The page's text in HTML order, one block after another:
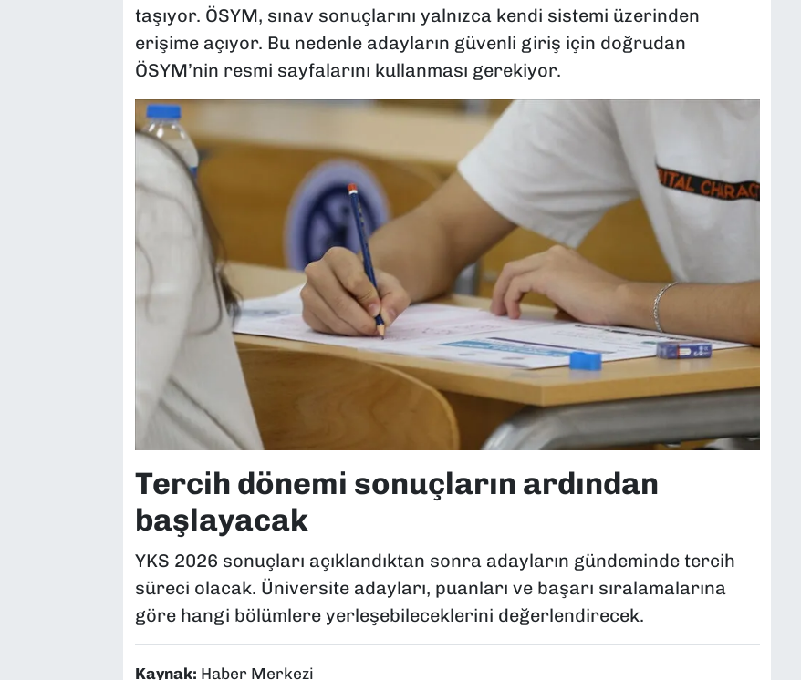
taşıyor. ÖSYM, sınav sonuçlarını yalnızca kendi sistemi üzerinden
erişime açıyor. Bu nedenle adayların güvenli giriş için doğrudan
ÖSYM’nin resmi sayfalarını kullanması gerekiyor.
Tercih dönemi sonuçların ardından
başlayacak
YKS 2026 sonuçları açıklandıktan sonra adayların gündeminde tercih
süreci olacak. Üniversite adayları, puanları ve başarı sıralamalarına
göre hangi bölümlere yerleşebileceklerini değerlendirecek.
Kaynak: Haber Merkezi